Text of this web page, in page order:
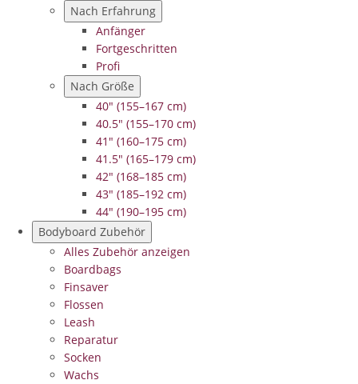
Nach Erfahrung
Anfänger
Fortgeschritten
Profi
Nach Größe
40" (155–167 cm)
40.5" (155–170 cm)
41" (160–175 cm)
41.5" (165–179 cm)
42" (168–185 cm)
43" (185–192 cm)
44" (190–195 cm)
Bodyboard Zubehör
Alles Zubehör anzeigen
Boardbags
Finsaver
Flossen
Leash
Reparatur
Socken
Wachs